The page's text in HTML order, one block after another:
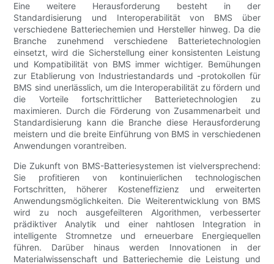
Eine weitere Herausforderung besteht in der
Standardisierung und Interoperabilität von BMS über
verschiedene Batteriechemien und Hersteller hinweg. Da die
Branche zunehmend verschiedene Batterietechnologien
einsetzt, wird die Sicherstellung einer konsistenten Leistung
und Kompatibilität von BMS immer wichtiger. Bemühungen
zur Etablierung von Industriestandards und -protokollen für
BMS sind unerlässlich, um die Interoperabilität zu fördern und
die Vorteile fortschrittlicher Batterietechnologien zu
maximieren. Durch die Förderung von Zusammenarbeit und
Standardisierung kann die Branche diese Herausforderung
meistern und die breite Einführung von BMS in verschiedenen
Anwendungen vorantreiben.
Die Zukunft von BMS-Batteriesystemen ist vielversprechend:
Sie profitieren von kontinuierlichen technologischen
Fortschritten, höherer Kosteneffizienz und erweiterten
Anwendungsmöglichkeiten. Die Weiterentwicklung von BMS
wird zu noch ausgefeilteren Algorithmen, verbesserter
prädiktiver Analytik und einer nahtlosen Integration in
intelligente Stromnetze und erneuerbare Energiequellen
führen. Darüber hinaus werden Innovationen in der
Materialwissenschaft und Batteriechemie die Leistung und